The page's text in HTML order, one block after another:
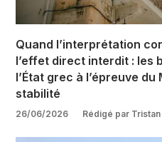
Quand l’interprétation
l’effet direct interdit : les
l’État grec à l’épreuve
stabilité
26/06/2026 Rédigé par